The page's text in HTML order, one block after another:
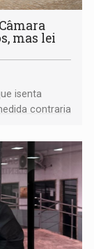
mas lei
isenta
contraria